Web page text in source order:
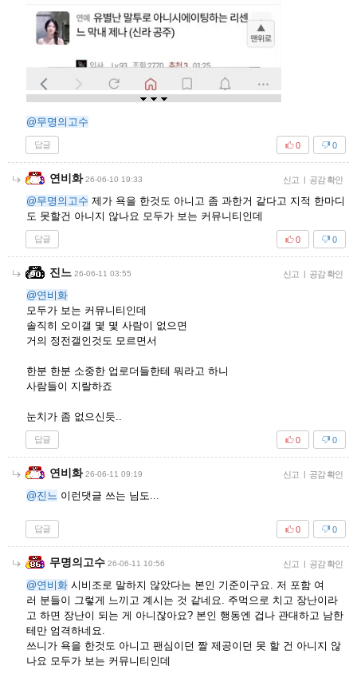
@무명의고수
답글 0
0
연비화 26-06-10 19:33 신고 | 공감 확인
@무명의고수 제가 욕을 한것도 아니고 좀 과한거 같다고 지적 한마디
도 못할건 아니지 않나요 모두가 보는 커뮤니티인데
답글 0
0
진느 26-06-11 03:55 신고 | 공감 확인
@연비화
모두가 보는 커뮤니티인데
솔직히 오이갤 몇 몇 사람이 없으면
거의 정전갤인것도 모르면서
한분 한분 소중한 업로더들한테 뭐라고 하니
사람들이 지랄하죠
눈치가 좀 없으신듯..
답글 0
0
연비화 26-06-11 09:19 신고 | 공감 확인
@진느 이런댓글 쓰는 님도...
답글 0
0
무명의고수 26-06-11 10:56 신고 | 공감 확인
@연비화 시비조로 말하지 않았다는 본인 기준이구요. 저 포함 여
러 분들이 그렇게 느끼고 계시는 것 같네요. 주먹으로 치고 장난이라
고 하면 장난이 되는 게 아니잖아요? 본인 행동엔 겁나 관대하고 남한
테만 엄격하네요.
쓰니가 욕을 한것도 아니고 팬심이던 짤 제공이던 못 할 건 아니지 않
나요 모두가 보는 커뮤니티인데